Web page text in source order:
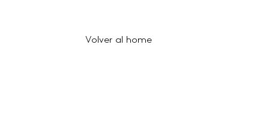
Volver al home